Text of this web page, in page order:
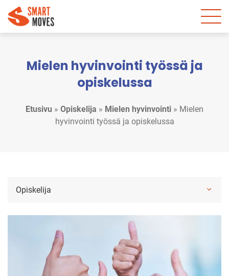
Mielen hyvinvointi työssä ja
opiskelussa
Etusivu » Opiskelija » Mielen hyvinvointi » Mielen
hyvinvointi työssä ja opiskelussa
Opiskelija